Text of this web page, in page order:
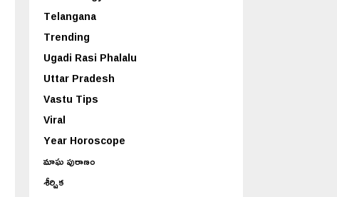
Telangana
Trending
Ugadi Rasi Phalalu
Uttar Pradesh
Vastu Tips
Viral
Year Horoscope
మాఘ పురాణం
శీర్షిక